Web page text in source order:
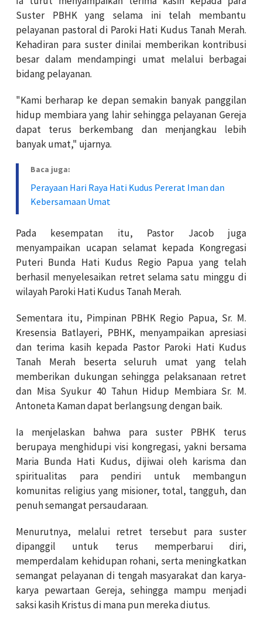
Suster PBHK yang selama ini telah membantu
pelayanan pastoral di Paroki Hati Kudus Tanah Merah.
Kehadiran para suster dinilai memberikan kontribusi
besar dalam mendampingi umat melalui berbagai
bidang pelayanan.
"Kami berharap ke depan semakin banyak panggilan
hidup membiara yang lahir sehingga pelayanan Gereja
dapat terus berkembang dan menjangkau lebih
banyak umat," ujarnya.
Baca juga:
Perayaan Hari Raya Hati Kudus Pererat Iman dan
Kebersamaan Umat
Pada kesempatan itu, Pastor Jacob juga
menyampaikan ucapan selamat kepada Kongregasi
Puteri Bunda Hati Kudus Regio Papua yang telah
berhasil menyelesaikan retret selama satu minggu di
wilayah Paroki Hati Kudus Tanah Merah.
Sementara itu, Pimpinan PBHK Regio Papua, Sr. M.
Kresensia Batlayeri, PBHK, menyampaikan apresiasi
dan terima kasih kepada Pastor Paroki Hati Kudus
Tanah Merah beserta seluruh umat yang telah
memberikan dukungan sehingga pelaksanaan retret
dan Misa Syukur 40 Tahun Hidup Membiara Sr. M.
Antoneta Kaman dapat berlangsung dengan baik.
Ia menjelaskan bahwa para suster PBHK terus
berupaya menghidupi visi kongregasi, yakni bersama
Maria Bunda Hati Kudus, dijiwai oleh karisma dan
spiritualitas para pendiri untuk membangun
komunitas religius yang misioner, total, tangguh, dan
penuh semangat persaudaraan.
Menurutnya, melalui retret tersebut para suster
dipanggil untuk terus memperbarui diri,
memperdalam kehidupan rohani, serta meningkatkan
semangat pelayanan di tengah masyarakat dan karya-
karya pewartaan Gereja, sehingga mampu menjadi
saksi kasih Kristus di mana pun mereka diutus.